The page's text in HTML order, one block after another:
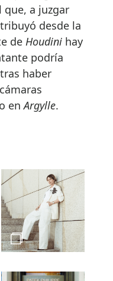
que, a juzgar
desde la
de Houdini hay
podría
haber
enArgylle.